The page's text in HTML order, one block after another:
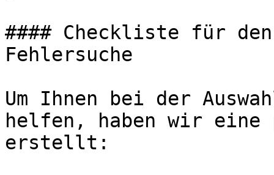
#### Checkliste für
Fehlersuche
Um Ihnen bei der
helfen, haben wir eine
erstellt: